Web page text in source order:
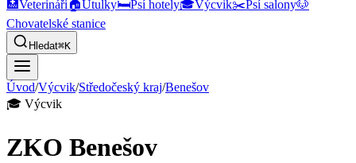
🏥Veterináři🏠Útulky🛏️Psí hotely🎓Výcvik✂️Psí salony🐶
Chovatelské stanice
Hledat⌘K
Úvod/Výcvik/Středočeský kraj/Benešov
🎓 Výcvik
ZKO Benešov